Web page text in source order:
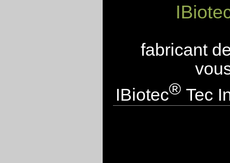
fabricant
IBiotec® Tec